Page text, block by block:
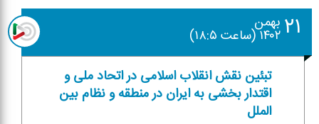
۲۱ بهمن
۱۴۰۲ (ساعت ۱۸:۵)
تبئین نقش انقلاب اسلامی در اتحاد ملی و
اقتدار بخشی به ایران در منطقه و نظام بین
الملل